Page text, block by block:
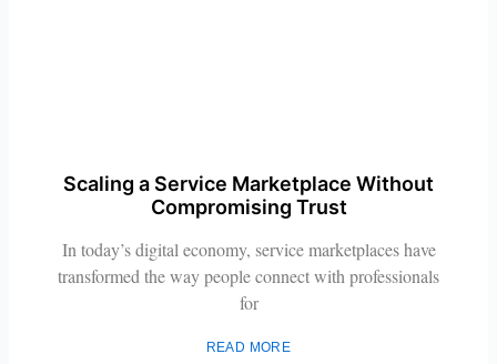
Scaling a Service Marketplace Without
Compromising Trust
In today’s digital economy, service marketplaces have
transformed the way people connect with professionals
for
READ MORE